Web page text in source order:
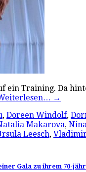
Training. Da
→
, Doreen Windolf,
Makarova,
Leesch,
Gala zu ihrem 70-